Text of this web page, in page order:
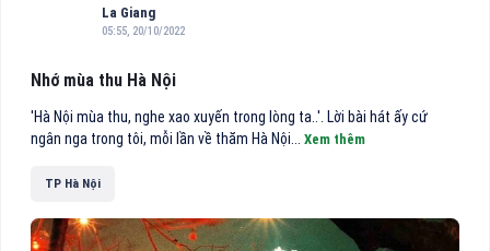
La Giang
05:55, 20/10/2022
Nhớ mùa thu Hà Nội
'Hà Nội mùa thu, nghe xao xuyến trong lòng ta..'. Lời bài hát ấy cứ
ngân nga trong tôi, mỗi lần về thăm Hà Nội... Xem thêm
TP Hà Nội